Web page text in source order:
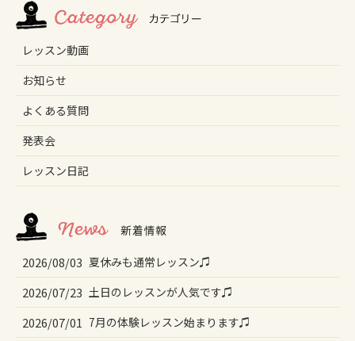
レッスン動画
お知らせ
よくある質問
発表会
レッスン日記
2026/08/03 夏休みも通常レッスン♫
2026/07/23 土日のレッスンが人気です♫
2026/07/01 7月の体験レッスン始まります♫